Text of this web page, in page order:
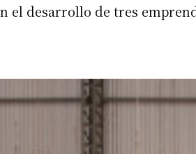
el desarrollo de tres